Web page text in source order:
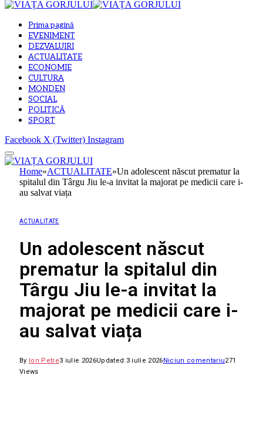
Prima pagină
EVENIMENT
DEZVALUIRI
ACTUALITATE
ECONOMIE
CULTURA
MONDEN
SOCIAL
POLITICĂ
SPORT
Facebook X (Twitter) Instagram
Home»ACTUALITATE»Un adolescent născut prematur la
spitalul din Târgu Jiu le-a invitat la majorat pe medicii care i-
au salvat viața
ACTUALITATE
Un adolescent născut
prematur la spitalul din
Târgu Jiu le-a invitat la
majorat pe medicii care i-
au salvat viața
By Ion Petre3 iulie 2026Updated: 3 iulie 2026Niciun comentariu271
Views